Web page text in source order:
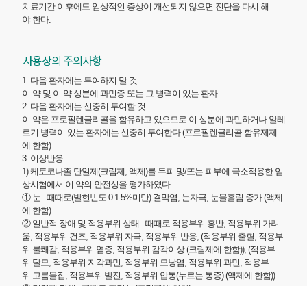
치료기간 이후에도 임상적인 증상이 개선되지 않으면 진단을 다시 해
야 한다.
사용상의 주의사항
1. 다음 환자에는 투여하지 말 것
이 약 및 이 약 성분에 과민증 또는 그 병력이 있는 환자
2. 다음 환자에는 신중히 투여할 것
이 약은 프로필렌글리콜을 함유하고 있으므로 이 성분에 과민하거나 알레
르기 병력이 있는 환자에는 신중히 투여한다.(프로필렌글리콜 함유제제
에 한함)
3. 이상반응
1) 케토코나졸 단일제(크림제, 액제)를 두피 및/또는 피부에 국소적용한 임
상시험에서 이 약의 안전성을 평가하였다.
① 눈 : 때때로(발현빈도 0.1-5%미만) 결막염, 눈자극, 눈물흘림 증가 (액제
에 한함)
② 일반적 장애 및 적용부위 상태 : 때때로 적용부위 홍반, 적용부위 가려
움, 적용부위 건조, 적용부위 자극, 적용부위 반응, (적용부위 출혈, 적용부
위 불쾌감, 적용부위 염증, 적용부위 감각이상 (크림제에 한함)), (적용부
위 탈모, 적용부위 지각과민, 적용부위 모낭염, 적용부위 과민, 적용부
위 고름물집, 적용부위 발진, 적용부위 압통(누르는 통증) (액제에 한함))